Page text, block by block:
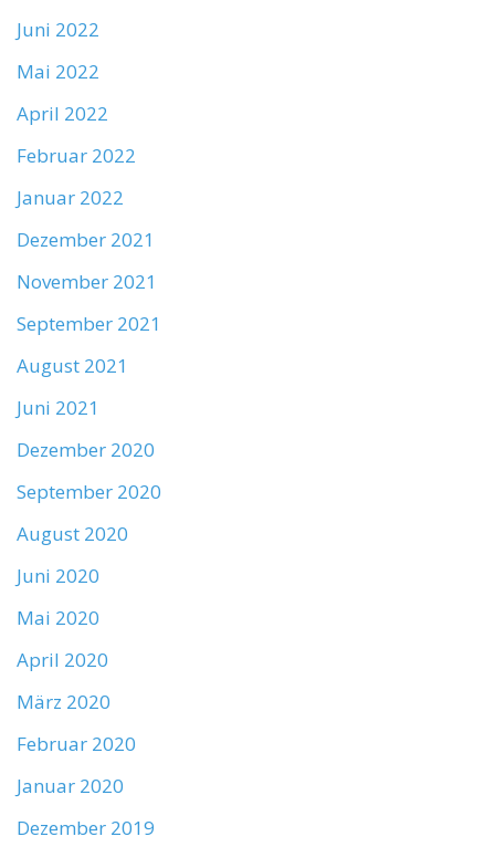
Juni 2022
Mai 2022
April 2022
Februar 2022
Januar 2022
Dezember 2021
November 2021
September 2021
August 2021
Juni 2021
Dezember 2020
September 2020
August 2020
Juni 2020
Mai 2020
April 2020
März 2020
Februar 2020
Januar 2020
Dezember 2019